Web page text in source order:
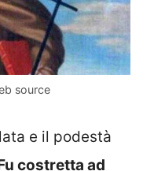
source
e il podestà
costretta ad